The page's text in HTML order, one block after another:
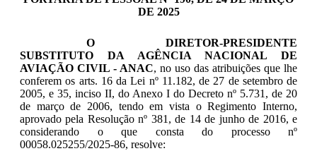
DE 2025
O DIRETOR-PRESIDENTE
SUBSTITUTO DA AGÊNCIA NACIONAL DE
AVIAÇÃO CIVIL - ANAC, no uso das atribuições que lhe
conferem os arts. 16 da Lei nº 11.182, de 27 de setembro de
2005, e 35, inciso II, do Anexo I do Decreto nº 5.731, de 20
de março de 2006, tendo em vista o Regimento Interno,
aprovado pela Resolução nº 381, de 14 de junho de 2016, e
considerando o que consta do processo nº
00058.025255/2025-86, resolve: